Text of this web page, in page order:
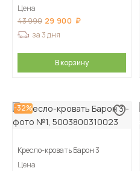
Цена
43 990 29 900
за 3 дня
В корзину
-32%
Кресло-кровать Барон 3
Цена